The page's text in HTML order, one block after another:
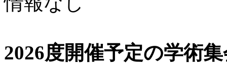
2026度開催予定の学術